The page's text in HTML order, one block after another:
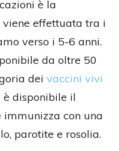
è la
viene effettuata tra i
verso i 5-6 anni.
da oltre 50
dei vaccini vivi
disponibile il
immunizza con una
parotite e rosolia.